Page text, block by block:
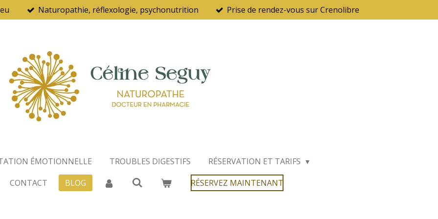
Naturopathie, réflexologie, psychonutrition Prise de rendez-vous sur Crenolibre
ÉMOTIONNELLE TROUBLES DIGESTIFS
RÉSERVATION ET TARIFS
CONTACT BLOG RÉSERVEZ MAINTENANT